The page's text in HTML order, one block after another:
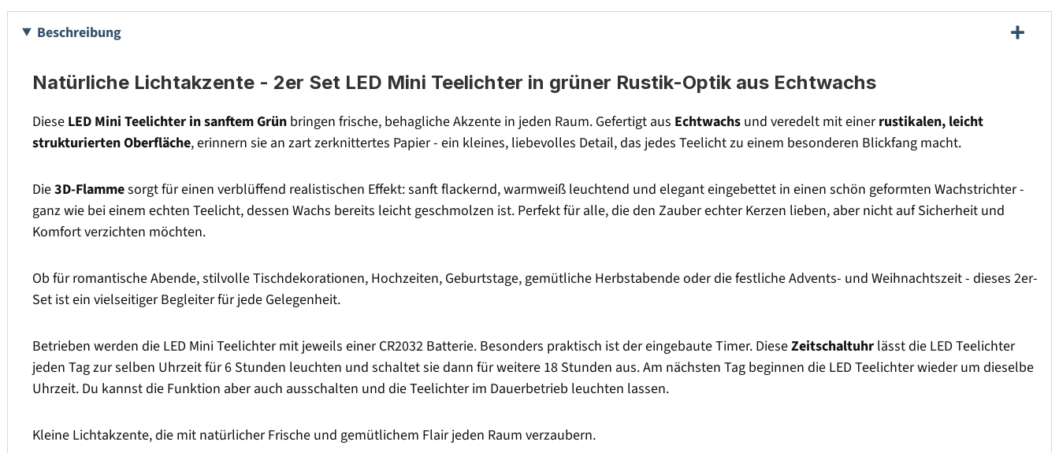
Beschreibung
Natürliche Lichtakzente - 2er Set LED Mini Teelichter in grüner Rustik-Optik aus Echtwachs
Diese LED Mini Teelichter in sanftem Grün bringen frische, behagliche Akzente in jeden Raum. Gefertigt aus Echtwachs und veredelt mit einerrustikalen, leicht
strukturierten Oberfläche, erinnern sie an zart zerknittertes Papier - ein kleines, liebevolles Detail, das jedes Teelicht zu einem besonderen Blickfang macht.
Die3D-Flammesorgt für einen verblüffend realistischen Effekt: sanft flackernd, warmweiß leuchtend und elegant eingebettet in einen schön geformten Wachstrichter -
ganz wie bei einem echten Teelicht, dessen Wachs bereits leicht geschmolzen ist. Perfekt für alle, die den Zauber echter Kerzen lieben, aber nicht auf Sicherheit und
Komfort verzichten möchten.
Ob für romantische Abende, stilvolle Tischdekorationen, Hochzeiten, Geburtstage, gemütliche Herbstabende oder die festliche Advents- und Weihnachtszeit - dieses 2er-
Set ist ein vielseitiger Begleiter für jede Gelegenheit.
Betrieben werden die LED Mini Teelichter mit jeweils einer CR2032 Batterie. Besonders praktisch ist der eingebaute Timer. DieseZeitschaltuhr lässt die LED Teelichter
jeden Tag zur selben Uhrzeit für 6 Stunden leuchten und schaltet sie dann für weitere 18 Stunden aus. Am nächsten Tag beginnen die LED Teelichter wieder um dieselbe
Uhrzeit. Du kannst die Funktion aber auch ausschalten und die Teelichter im Dauerbetrieb leuchten lassen.
Kleine Lichtakzente, die mit natürlicher Frische und gemütlichem Flair jeden Raum verzaubern.